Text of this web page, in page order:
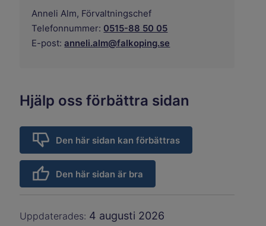
Anneli Alm, Förvaltningschef
Telefonnummer: 0515-88 50 05
E-post: anneli.alm@falkoping.se
Hjälp oss förbättra sidan
Den här sidan kan förbättras
Den här sidan är bra
Uppdaterades: 4 augusti 2026